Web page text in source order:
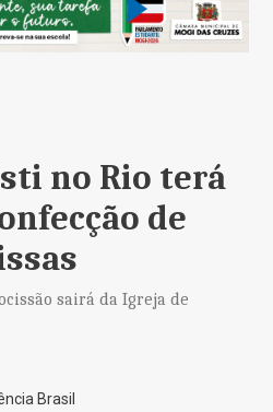
no Rio terá
de
sairá da Igreja de
Brasil